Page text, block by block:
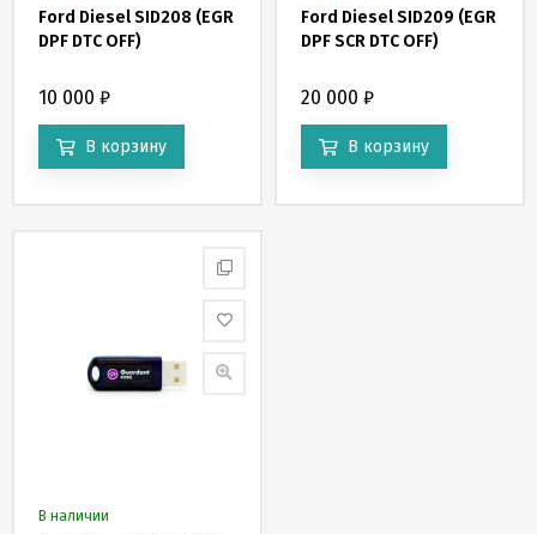
Ford Diesel SID208 (EGR
DPF DTC OFF)
10 000 ₽
В корзину
Ford Diesel SID209 (EGR
DPF SCR DTC OFF)
20 000 ₽
В корзину
В наличии